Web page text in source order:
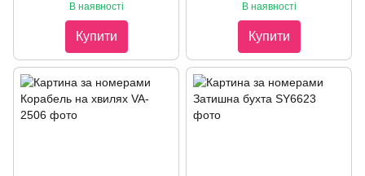
В наявності
Купити
В наявності
Купити